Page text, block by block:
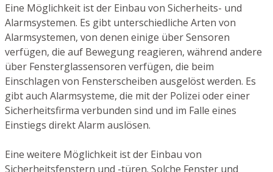
Eine Möglichkeit ist der Einbau von Sicherheits- und
Alarmsystemen. Es gibt unterschiedliche Arten von
Alarmsystemen, von denen einige über Sensoren
verfügen, die auf Bewegung reagieren, während andere
über Fensterglassensoren verfügen, die beim
Einschlagen von Fensterscheiben ausgelöst werden. Es
gibt auch Alarmsysteme, die mit der Polizei oder einer
Sicherheitsfirma verbunden sind und im Falle eines
Einstiegs direkt Alarm auslösen.
Eine weitere Möglichkeit ist der Einbau von
Sicherheitsfenstern und -türen. Solche Fenster und